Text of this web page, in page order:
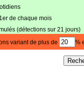
de chaque mois
(détections sur 21 jours)
variant de plus de %